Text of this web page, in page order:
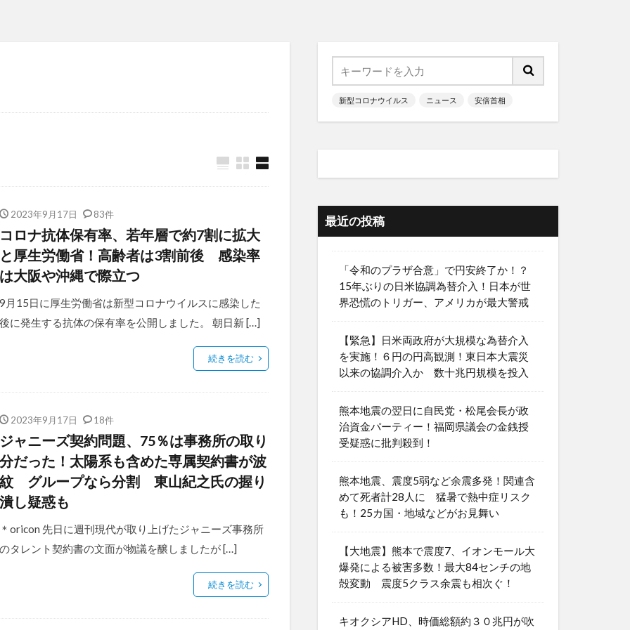
2023年9月17日 83件
コロナ抗体保有率、若年層で約7割に拡大
と厚生労働省！高齢者は3割前後 感染率
は大阪や沖縄で際立つ
9月15日に厚生労働省は新型コロナウイルスに感染した
後に発生する抗体の保有率を公開しました。 朝日新 […]
続きを読む
2023年9月17日 18件
ジャニーズ契約問題、75％は事務所の取り
分だった！太陽系も含めた専属契約書が波
紋 グループなら分割 東山紀之氏の握り
潰し疑惑も
＊oricon 先日に週刊現代が取り上げたジャニーズ事務所
のタレント契約書の文面が物議を醸しましたが […]
続きを読む
新型コロナウイルス ニュース 安倍首相
最近の投稿
「令和のプラザ合意」で円安終了か！？
15年ぶりの日米協調為替介入！日本が世
界恐慌のトリガー、アメリカが最大警戒
【緊急】日米両政府が大規模な為替介入
を実施！６円の円高観測！東日本大震災
以来の協調介入か 数十兆円規模を投入
熊本地震の翌日に自民党・松尾会長が政
治資金パーティー！福岡県議会の金銭授
受疑惑に批判殺到！
熊本地震、震度5弱など余震多発！関連含
めて死者計28人に 猛暑で熱中症リスク
も！25カ国・地域などがお見舞い
【大地震】熊本で震度7、イオンモール大
爆発による被害多数！最大84センチの地
殻変動 震度5クラス余震も相次ぐ！
キオクシアHD、時価総額約３０兆円が吹